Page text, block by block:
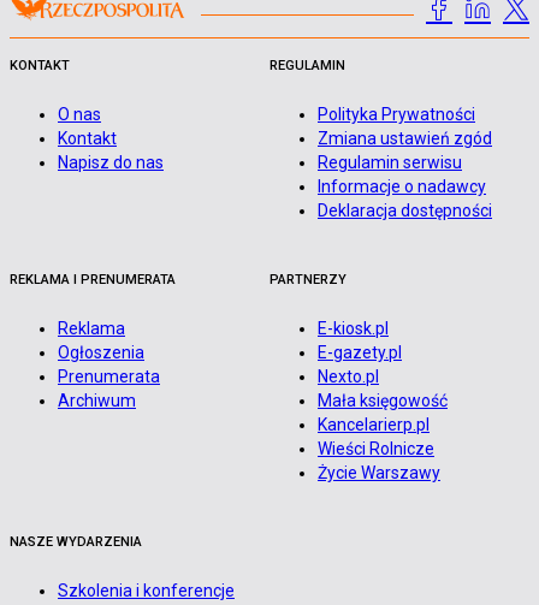
KONTAKT
O nas
Kontakt
Napisz do nas
REGULAMIN
Polityka Prywatności
Zmiana ustawień zgód
Regulamin serwisu
Informacje o nadawcy
Deklaracja dostępności
REKLAMA I PRENUMERATA
Reklama
Ogłoszenia
Prenumerata
Archiwum
PARTNERZY
E-kiosk.pl
E-gazety.pl
Nexto.pl
Mała księgowość
Kancelarierp.pl
Wieści Rolnicze
Życie Warszawy
NASZE WYDARZENIA
Szkolenia i konferencje